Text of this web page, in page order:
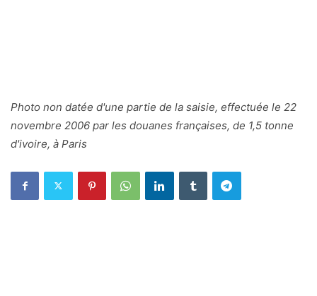
Photo non datée d'une partie de la saisie, effectuée le 22
novembre 2006 par les douanes françaises, de 1,5 tonne
d'ivoire, à Paris